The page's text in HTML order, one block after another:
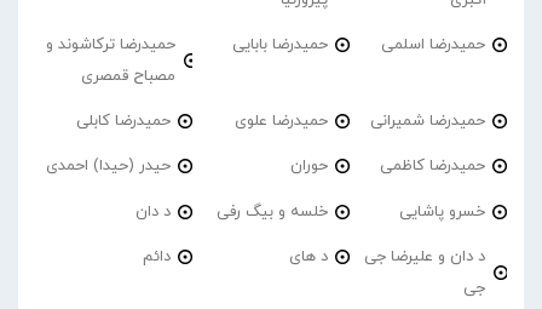
حمیدرضا اسلمی حمیدرضا بابایی
حمیدرضا ترکاشوند و
مصباح قمصری
حمیدرضا شمیرانی حمیدرضا علوی حمیدرضا کابلی
حمیدرضا کاظمی حوران حیدر (حیدا) احمدی
خسرو پاشایی خلسه و بیگ رفی د دان
د دان و علیرضا جی
جی
د های دائم